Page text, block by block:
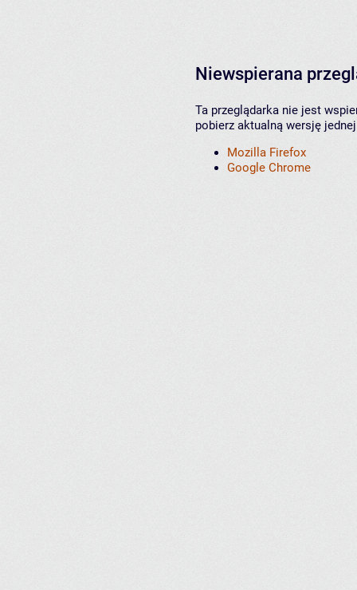
Niewspierana
Ta przeglądarka nie jest
pobierz aktualną wersję
Mozilla Firefox
Google Chrome